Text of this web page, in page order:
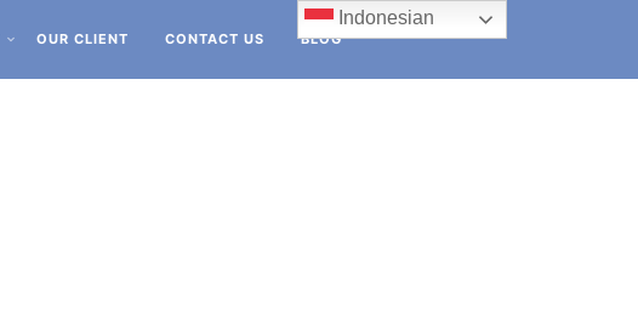
OUR CLIENT CONTACT US BLOG
Indonesian